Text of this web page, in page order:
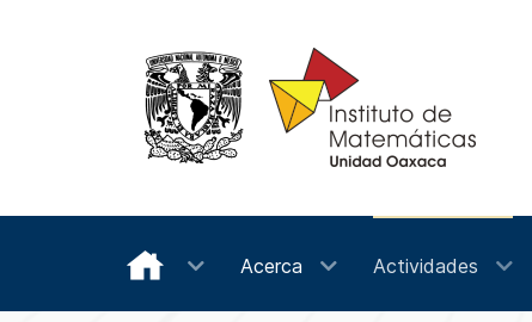
Acerca Actividades